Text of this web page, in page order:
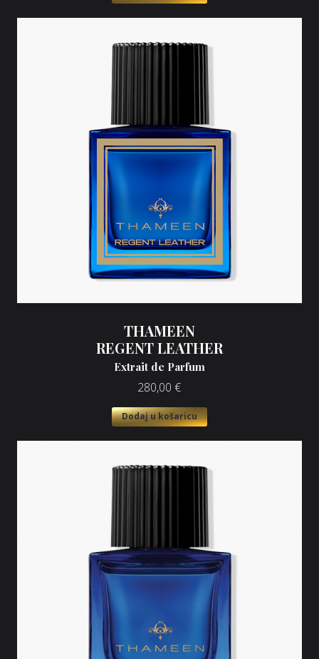
THAMEEN
REGENT LEATHER
Extrait de Parfum
280,00 €
Dodaj u košaricu